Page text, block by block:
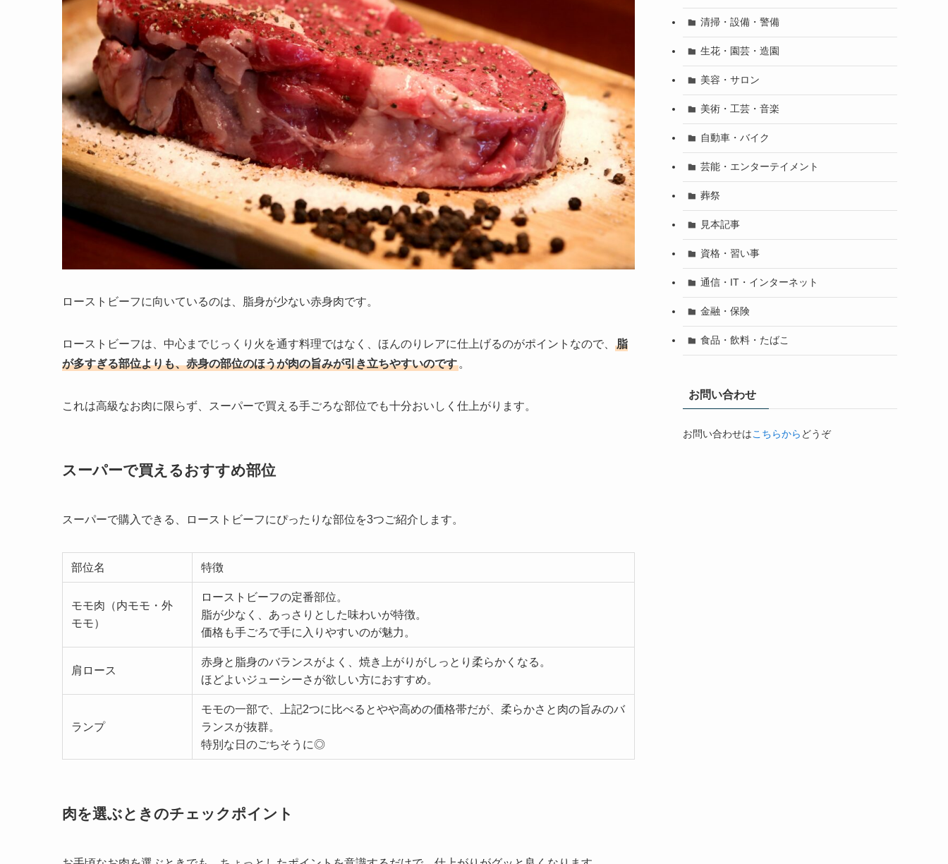
ローストビーフに向いているのは、脂身が少ない赤身肉です。
ローストビーフは、中心までじっくり火を通す料理ではなく、ほんのりレアに仕上げるのがポイントなので、
脂
が多すぎる部位よりも、赤身の部位のほうが肉の旨みが引き立ちやすいのです 。
これは高級なお肉に限らず、スーパーで買える手ごろな部位でも十分おいしく仕上がります。
スーパーで買えるおすすめ部位
スーパーで購入できる、ローストビーフにぴったりな部位を3つご紹介します。
部位名 特徴
モモ肉（内モモ・外
モモ）
ローストビーフの定番部位。
脂が少なく、あっさりとした味わいが特徴。
価格も手ごろで手に入りやすいのが魅力。
肩ロース
赤身と脂身のバランスがよく、焼き上がりがしっとり柔らかくなる。
ほどよいジューシーさが欲しい方におすすめ。
ランプ
モモの一部で、上記2つに比べるとやや高めの価格帯だが、柔らかさと肉の旨みのバ
ランスが抜群。
特別な日のごちそうに◎
肉を選ぶときのチェックポイント
清掃・設備・警備
生花・園芸・造園
美容・サロン
美術・工芸・音楽
自動車・バイク
芸能・エンターテイメント
葬祭
見本記事
資格・習い事
通信・IT・インターネット
金融・保険
食品・飲料・たばこ
お問い合わせ
お問い合わせはこちらから どうぞ